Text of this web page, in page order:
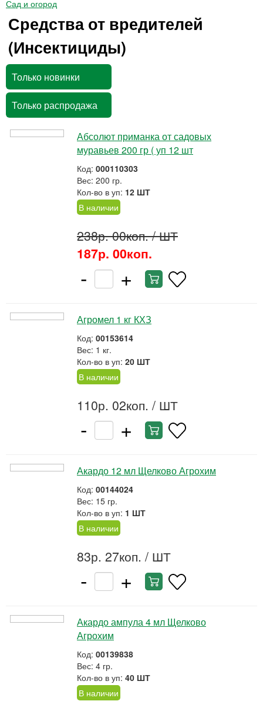
Сад и огород
Средства от вредителей
(Инсектициды)
Только новинки
Только распродажа
Абсолют приманка от садовых
муравьев 200 гр ( уп 12 шт
Код: 000110303
Вес: 200 гр.
Кол-во в уп: 12 ШТ
В наличии
238р. 00коп./ ШТ
187р. 00коп.
- +
Агромел 1 кг КХЗ
Код: 00153614
Вес: 1 кг.
Кол-во в уп: 20 ШТ
В наличии
110р. 02коп. / ШТ
- +
Акардо 12 мл Щелково Агрохим
Код: 00144024
Вес: 15 гр.
Кол-во в уп: 1 ШТ
В наличии
83р. 27коп. / ШТ
- +
Акардо ампула 4 мл Щелково
Агрохим
Код: 00139838
Вес: 4 гр.
Кол-во в уп: 40 ШТ
В наличии